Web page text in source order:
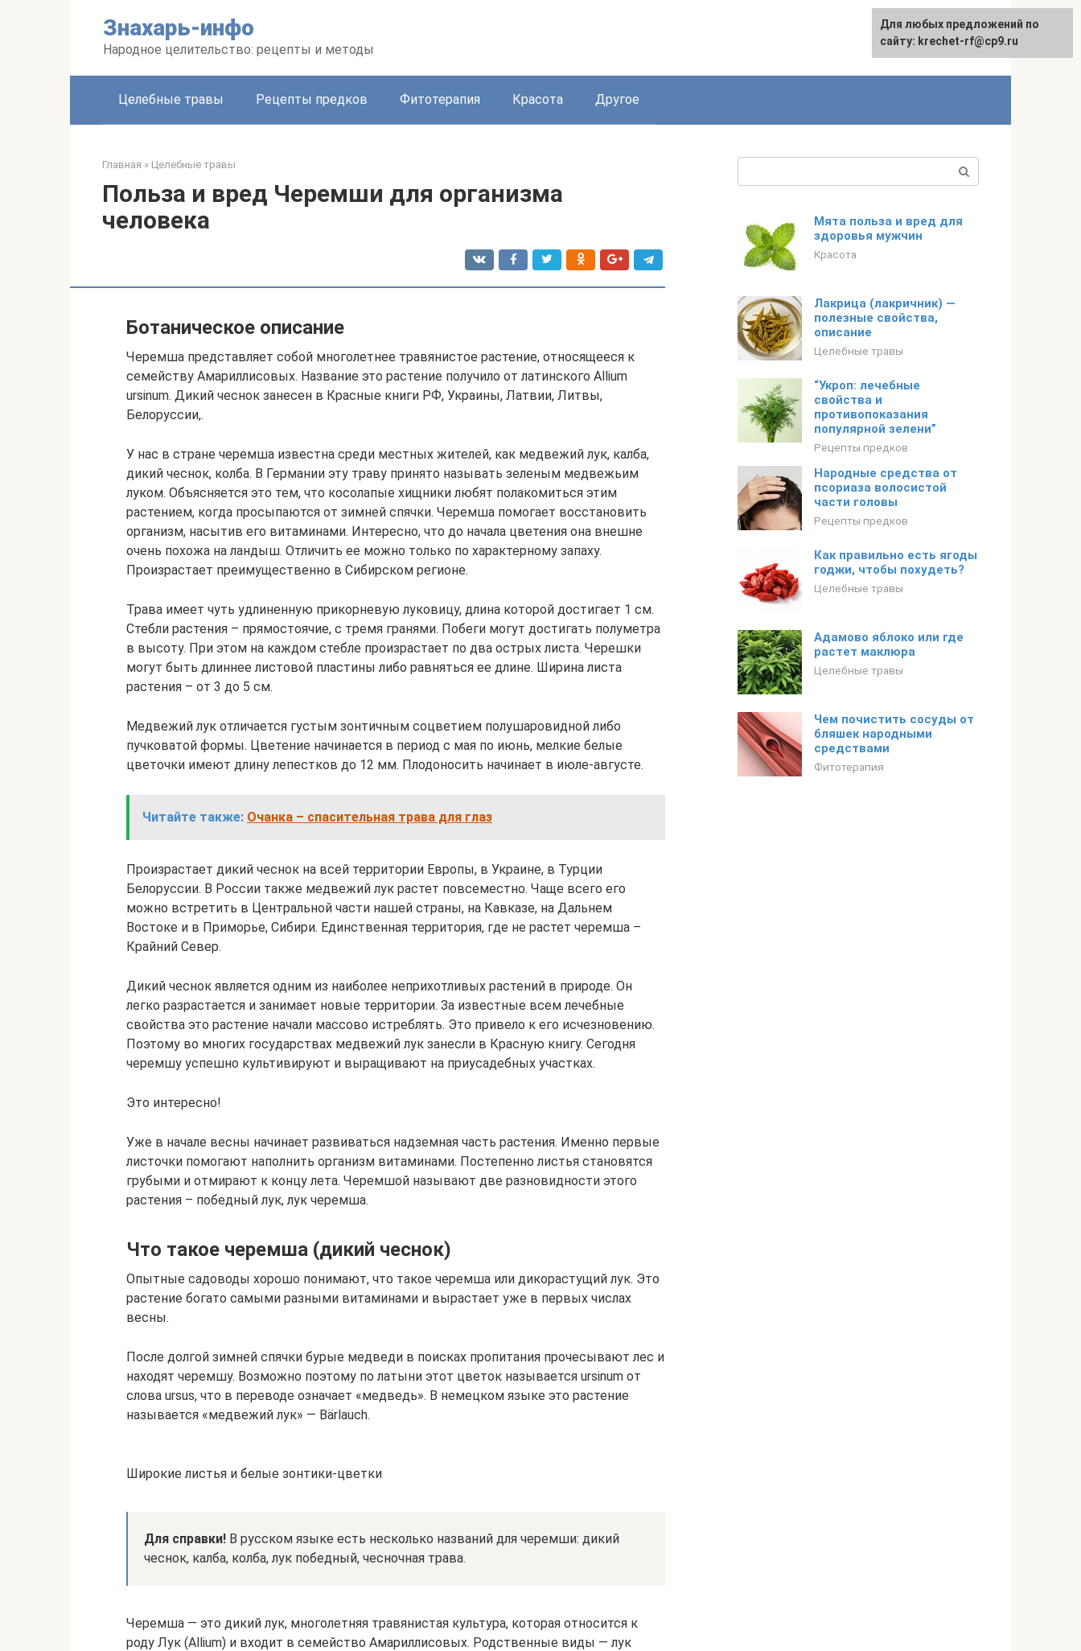
Знахарь-инфо
Народное целительство: рецепты и методы
English
Целебные травы Рецепты предков Фитотерапия Красота Другое
Главная » Целебные травы
Польза и вред Черемши для организма
человека
Ботаническое описание
Черемша представляет собой многолетнее травянистое растение, относящееся к
семейству Амариллисовых. Название это растение получило от латинского Allium
ursinum. Дикий чеснок занесен в Красные книги РФ, Украины, Латвии, Литвы,
Белоруссии,.
У нас в стране черемша известна среди местных жителей, как медвежий лук, калба,
дикий чеснок, колба. В Германии эту траву принято называть зеленым медвежьим
луком. Объясняется это тем, что косолапые хищники любят полакомиться этим
растением, когда просыпаются от зимней спячки. Черемша помогает восстановить
организм, насытив его витаминами. Интересно, что до начала цветения она внешне
очень похожа на ландыш. Отличить ее можно только по характерному запаху.
Произрастает преимущественно в Сибирском регионе.
Трава имеет чуть удлиненную прикорневую луковицу, длина которой достигает 1 см.
Стебли растения – прямостоячие, с тремя гранями. Побеги могут достигать полуметра
в высоту. При этом на каждом стебле произрастает по два острых листа. Черешки
могут быть длиннее листовой пластины либо равняться ее длине. Ширина листа
растения – от 3 до 5 см.
Медвежий лук отличается густым зонтичным соцветием полушаровидной либо
пучковатой формы. Цветение начинается в период с мая по июнь, мелкие белые
цветочки имеют длину лепестков до 12 мм. Плодоносить начинает в июле-августе.
Читайте также: Очанка – спасительная трава для глаз
Произрастает дикий чеснок на всей территории Европы, в Украине, в Турции
Белоруссии. В России также медвежий лук растет повсеместно. Чаще всего его
можно встретить в Центральной части нашей страны, на Кавказе, на Дальнем
Востоке и в Приморье, Сибири. Единственная территория, где не растет черемша –
Крайний Север.
Дикий чеснок является одним из наиболее неприхотливых растений в природе. Он
легко разрастается и занимает новые территории. За известные всем лечебные
свойства это растение начали массово истреблять. Это привело к его исчезновению.
Поэтому во многих государствах медвежий лук занесли в Красную книгу. Сегодня
черемшу успешно культивируют и выращивают на приусадебных участках.
Это интересно!
Уже в начале весны начинает развиваться надземная часть растения. Именно первые
листочки помогают наполнить организм витаминами. Постепенно листья становятся
грубыми и отмирают к концу лета. Черемшой называют две разновидности этого
растения – победный лук, лук черемша.
Что такое черемша (дикий чеснок)
Опытные садоводы хорошо понимают, что такое черемша или дикорастущий лук. Это
растение богато самыми разными витаминами и вырастает уже в первых числах
весны.
После долгой зимней спячки бурые медведи в поисках пропитания прочесывают лес и
находят черемшу. Возможно поэтому по латыни этот цветок называется ursinum от
слова ursus, что в переводе означает «медведь». В немецком языке это растение
называется «медвежий лук» — Bärlauch.
Широкие листья и белые зонтики-цветки
Для справки! В русском языке есть несколько названий для черемши: дикий
чеснок, калба, колба, лук победный, чесночная трава.
Черемша — это дикий лук, многолетняя травянистая культура, которая относится к
роду Лук (Allium) и входит в семейство Амариллисовых. Родственные виды — лук
Мята польза и вред для
здоровья мужчин
Красота
Лакрица (лакричник) —
полезные свойства,
описание
Целебные травы
“Укроп: лечебные
свойства и
противопоказания
популярной зелени”
Рецепты предков
Народные средства от
псориаза волосистой
части головы
Рецепты предков
Как правильно есть ягоды
годжи, чтобы похудеть?
Целебные травы
Адамово яблоко или где
растет маклюра
Целебные травы
Чем почистить сосуды от
бляшек народными
средствами
Фитотерапия
Для любых предложений по
сайту: krechet-rf@cp9.ru